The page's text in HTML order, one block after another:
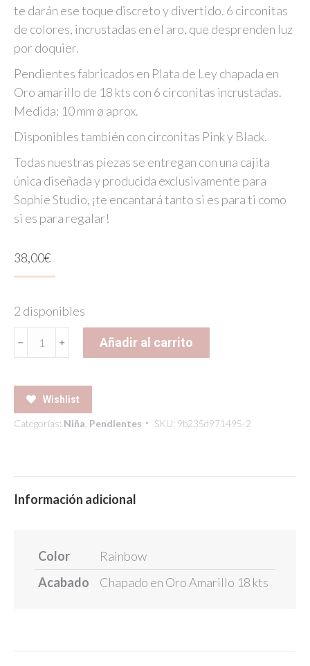
te darán ese toque discreto y divertido. 6 circonitas
de colores, incrustadas en el aro, que desprenden luz
por doquier.
Pendientes fabricados en Plata de Ley chapada en
Oro amarillo de 18 kts con 6 circonitas incrustadas.
Medida: 10 mm ø aprox.
Disponibles también con circonitas Pink y Black.
Todas nuestras piezas se entregan con una cajita
única diseñada y producida exclusivamente para
Sophie Studio, ¡te encantará tanto si es para ti como
si es para regalar!
38,00€
2 disponibles
MICRO
HOOPS
RAINBOW
cantidad
Añadir al carrito
Wishlist
Categorías: Niña Pendientes SKU: 9b235d971495-2
Información adicional
Color
Rainbow
Acabado
Chapado en Oro Amarillo 18 kts